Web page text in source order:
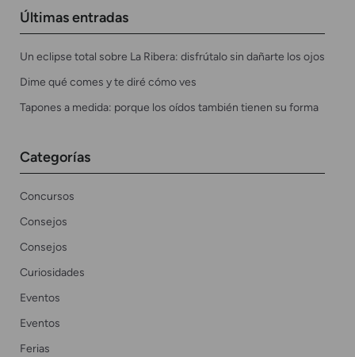
Últimas entradas
Un eclipse total sobre La Ribera: disfrútalo sin dañarte los ojos
Dime qué comes y te diré cómo ves
Tapones a medida: porque los oídos también tienen su forma
Categorías
Concursos
Consejos
Consejos
Curiosidades
Eventos
Eventos
Ferias